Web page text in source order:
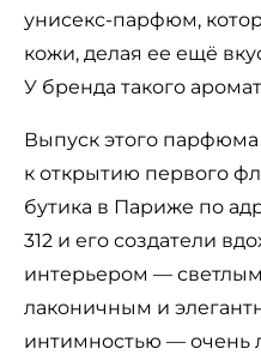
унисекс-парфюм,
кожи, делая ее ещё
У бренда такого
Выпуск этого
к открытию первого
бутика в Париже по
312 и его создатели
интерьером —
лаконичным и
интимностью — очень